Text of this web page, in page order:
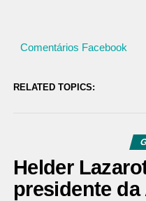
Comentários Facebook
RELATED TOPICS:
Helder
presidente